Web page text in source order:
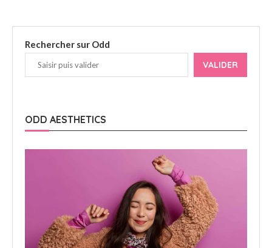
Rechercher sur Odd
VALIDER
ODD AESTHETICS